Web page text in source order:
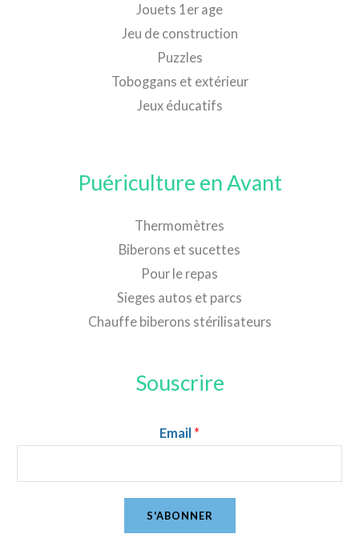
Jouets 1er age
Jeu de construction
Puzzles
Toboggans et extérieur
Jeux éducatifs
Puériculture en Avant
Thermomètres
Biberons et sucettes
Pour le repas
Sieges autos et parcs
Chauffe biberons stérilisateurs
Souscrire
Email *
S'ABONNER